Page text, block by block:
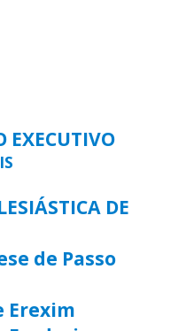
EXECUTIVO
DE
de Passo
Erexim